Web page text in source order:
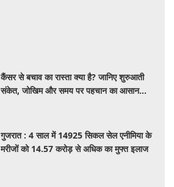
कैंसर से बचाव का रास्ता क्या है? जानिए शुरुआती
संकेत, जोखिम और समय पर पहचान का आसान
गुजरात : 4 साल में 14925 सिकल सेल एनीमिया के
मरीजों को 14.57 करोड़ से अधिक का मुफ्त इलाज